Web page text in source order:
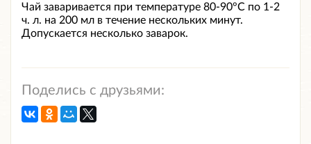
Чай заваривается при температуре 80-90°С по 1-2
ч. л. на 200 мл в течение нескольких минут.
Допускается несколько заварок.
Поделись с друзьями: